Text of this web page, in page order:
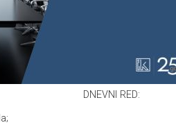
DNEVNI RED: